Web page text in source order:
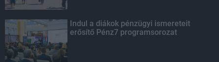
Indul a diákok pénzügyi ismereteit
erősítő Pénz7 programsorozat